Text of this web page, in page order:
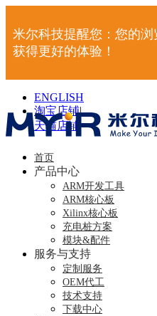
米尔科技提醒您：您的
获得更好的体验！
ENGLISH
淘宝店铺|
天猫店铺 |
首页
产品中心
ARM开发工具
ARM核心板
Xilinx核心板
充电桩方案
模块&配件
服务与支持
定制服务
OEM代工
技术支持
下载中心